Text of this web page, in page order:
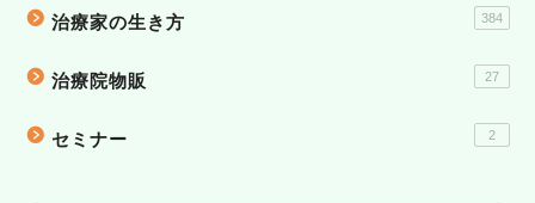
治療家の生き方 384
治療院物販 27
セミナー 2